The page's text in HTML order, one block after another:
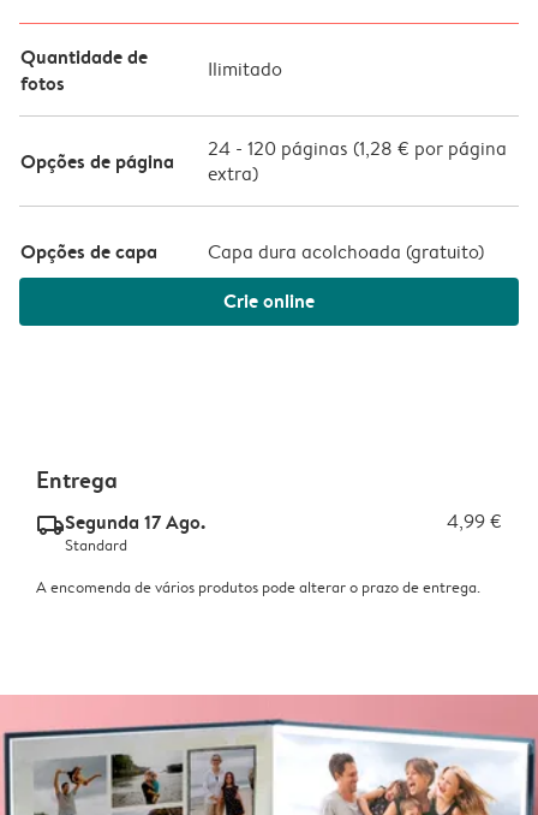
Quantidade de
fotos
Ilimitado
Opções de página 24 - 120 páginas (1,28 € por página
extra)
Opções de capa Capa dura acolchoada (gratuito)
Crie online
Entrega
delivery_standard_v2Segunda 17 Ago. 4,99 €
Standard
A encomenda de vários produtos pode alterar o prazo de entrega.